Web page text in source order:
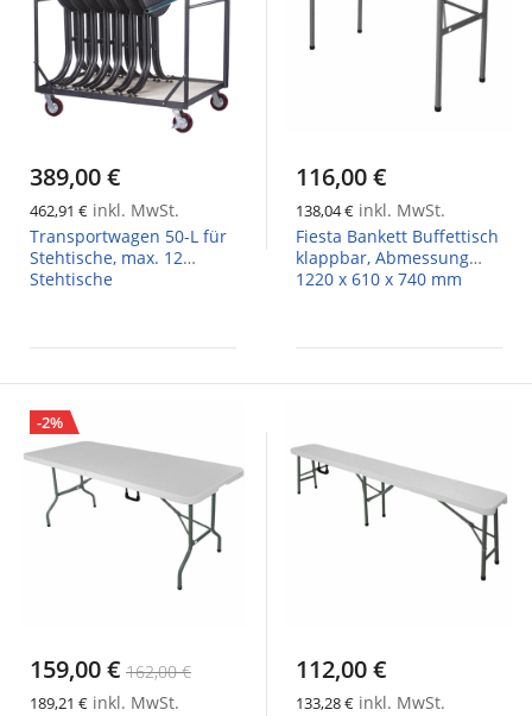
389,00 €
462,91 € inkl. MwSt.
Transportwagen 50-L für
Stehtische, max. 12
Stehtische
116,00 €
138,04 € inkl. MwSt.
Fiesta Bankett Buffettisch
klappbar, Abmessung
1220 x 610 x 740 mm
-2%
159,00 € 162,00 €
189,21 € inkl. MwSt.
112,00 €
133,28 € inkl. MwSt.